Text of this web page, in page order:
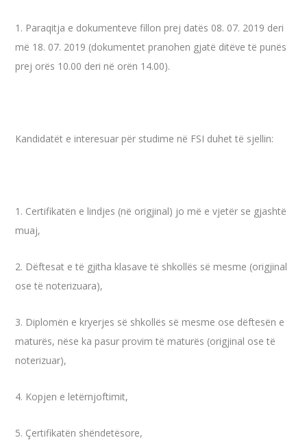
1. Paraqitja e dokumenteve fillon prej datës 08. 07. 2019 deri
më 18. 07. 2019 (dokumentet pranohen gjatë ditëve të punës
prej orës 10.00 deri në orën 14.00).
Kandidatët e interesuar për studime në FSI duhet të sjellin:
1. Certifikatën e lindjes (në origjinal) jo më e vjetër se gjashtë
muaj,
2. Dëftesat e të gjitha klasave të shkollës së mesme (origjinal
ose të noterizuara),
3. Diplomën e kryerjes së shkollës së mesme ose dëftesën e
maturës, nëse ka pasur provim të maturës (origjinal ose të
noterizuar),
4. Kopjen e letërnjoftimit,
5. Çertifikatën shëndetësore,